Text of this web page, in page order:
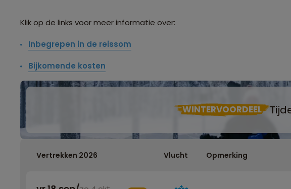
Klik op de links voor meer informatie over:
Inbegrepen in de reissom
Bijkomende kosten
WINTERVOORDEEL
Vertrekken 2026 Vlucht Opmerking